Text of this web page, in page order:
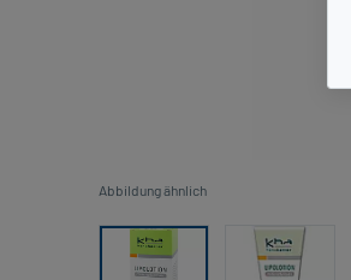
Abbildung ähnlich